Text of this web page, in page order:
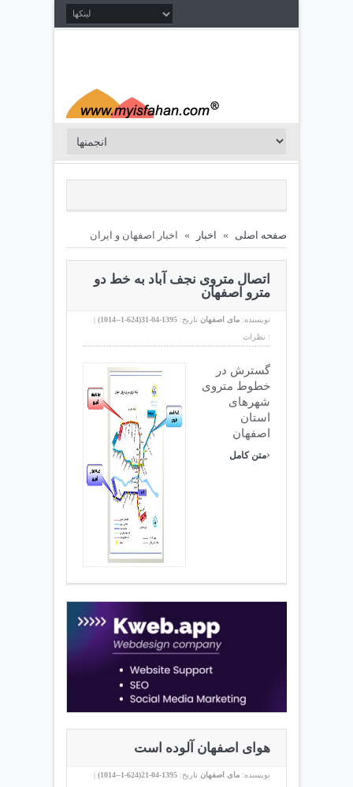
صفحه اصلی » اخبار » اخبار اصفهان و ایران
اتصال متروی نجف آباد به خط دو
مترو اصفهان
نویسنده: مای اصفهان تاریخ: 1395-04-31(
624-1--1014
)
|
نظرات :
گسترش در
خطوط متروی
شهرهای
استان
اصفهان
متن کامل›
هوای اصفهان آلوده است
نویسنده: مای اصفهان تاریخ: 1395-04-21(
624-1--1014
)
|